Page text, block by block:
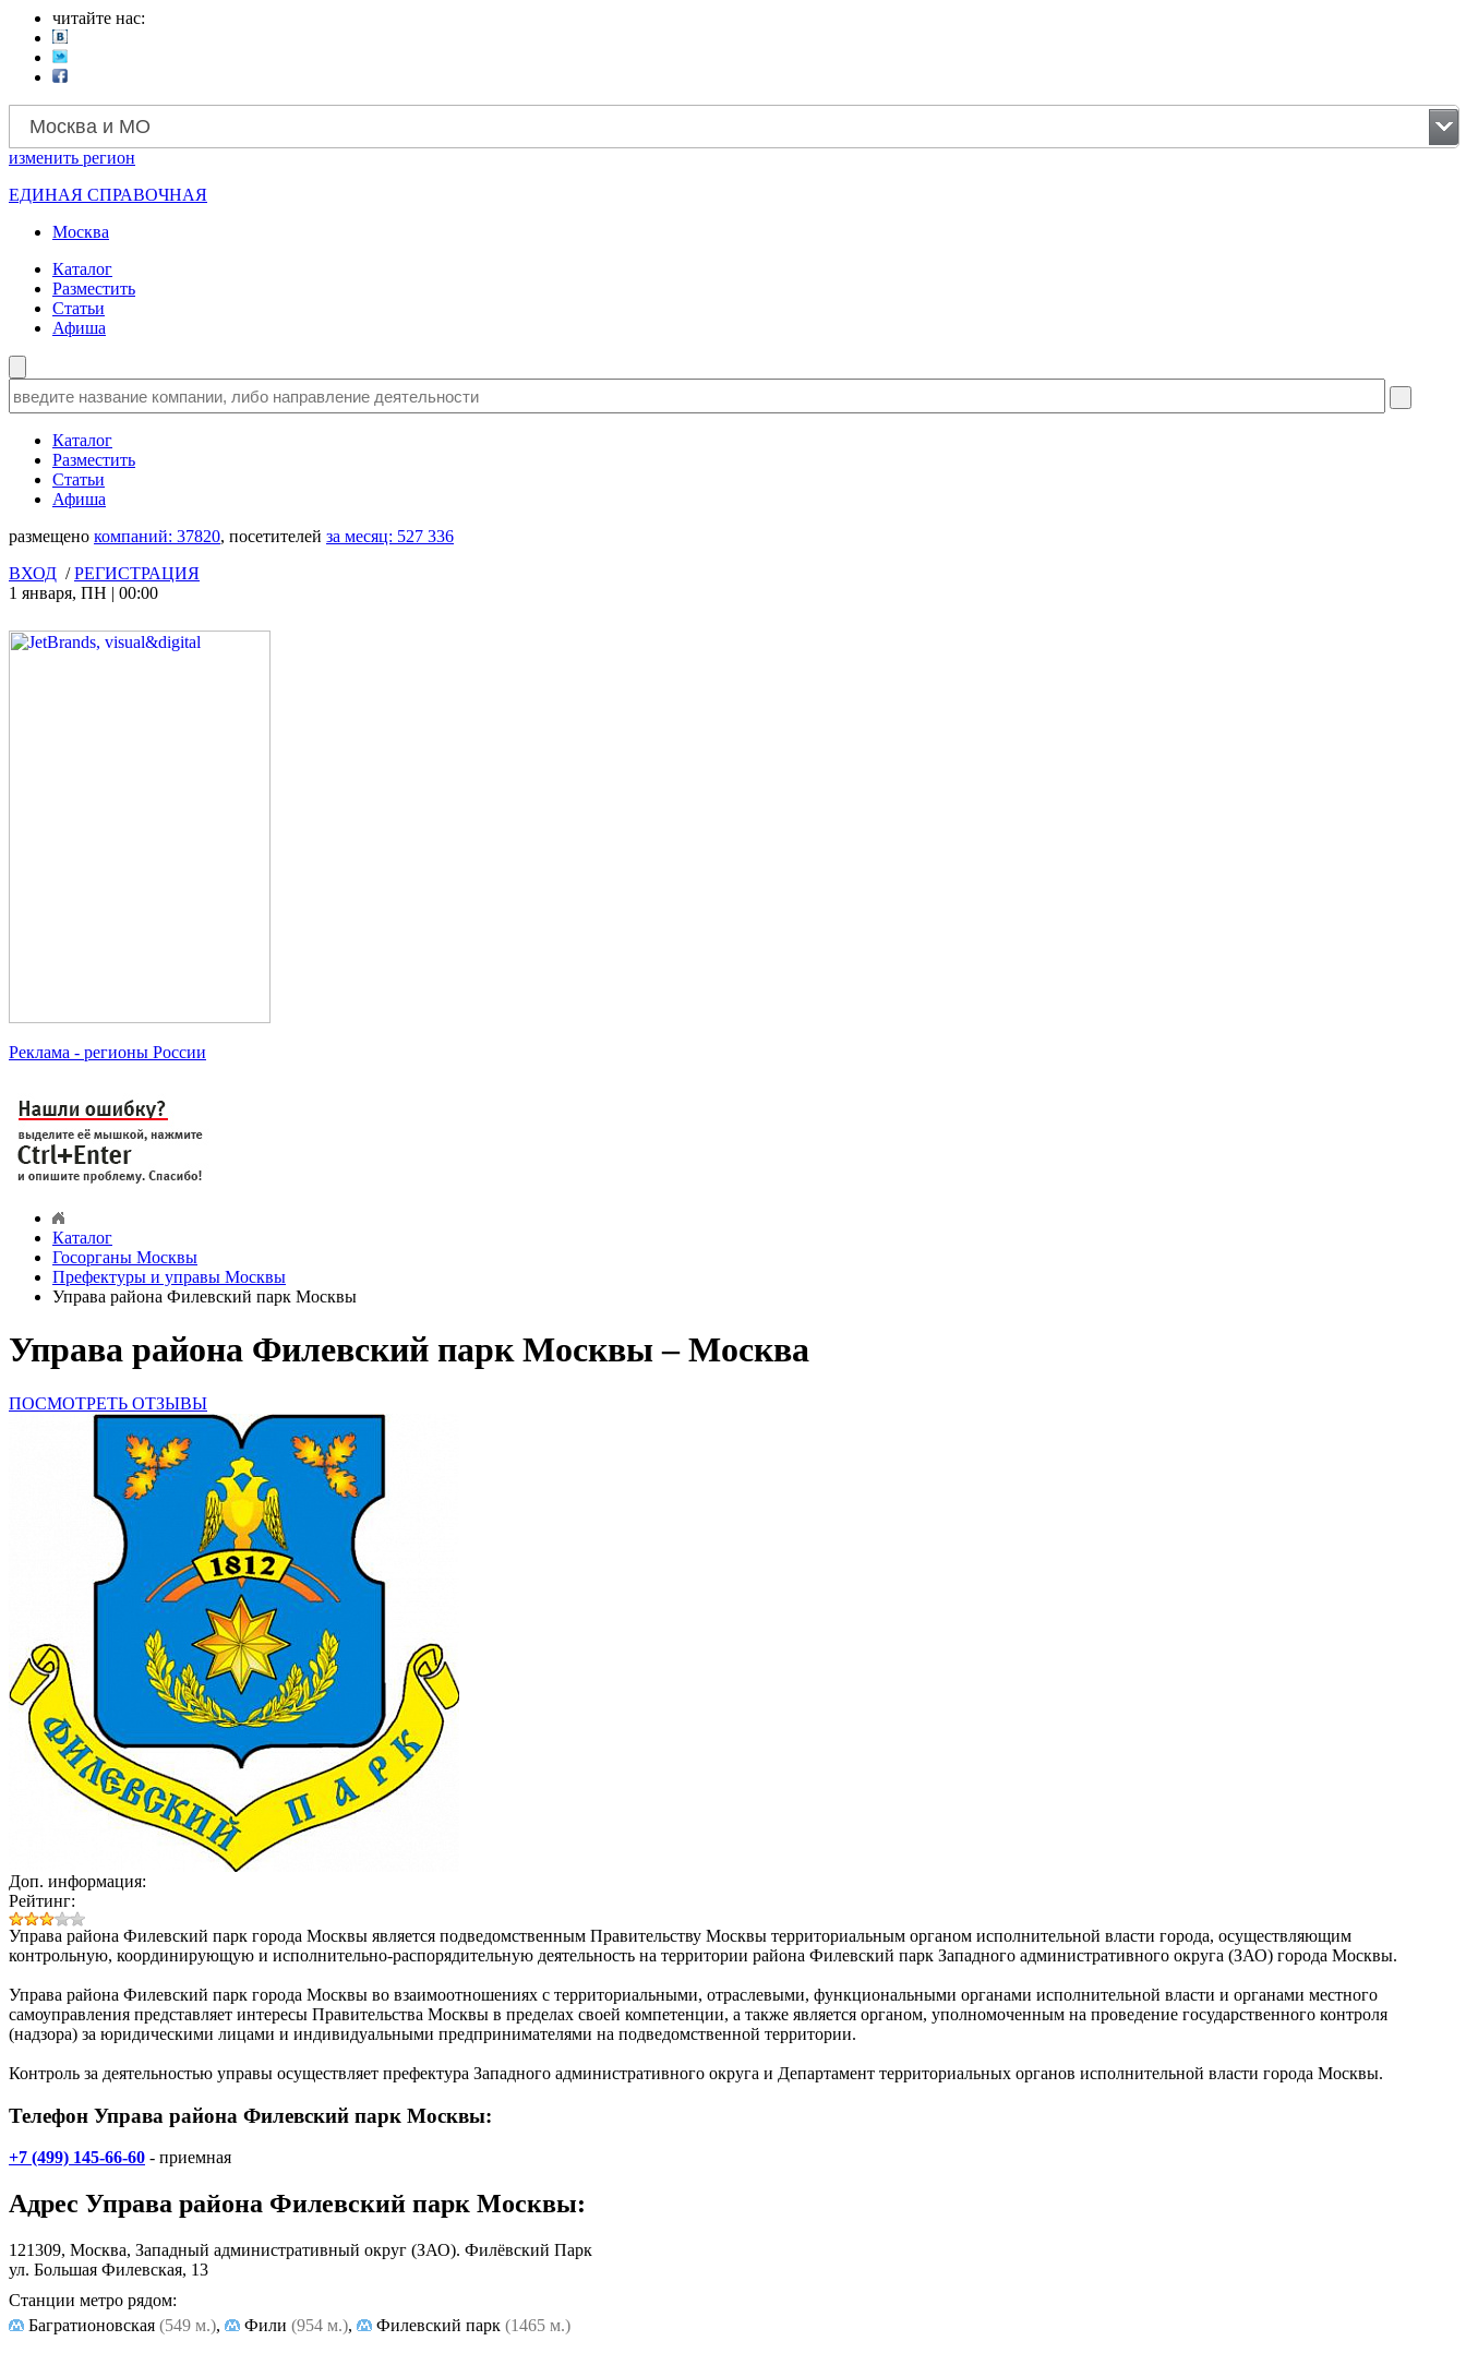
читайте нас:
Москва и МО
изменить регион
ЕДИНАЯ СПРАВОЧНАЯ
Москва
Каталог
Разместить
Статьи
Афиша
Каталог
Разместить
Статьи
Афиша
размещено компаний: 37820, посетителей за месяц: 527 336
ВХОД /РЕГИСТРАЦИЯ
1 января, ПН | 00:00
Реклама - регионы России
Каталог
Госорганы Москвы
Префектуры и управы Москвы
Управа района Филевский парк Москвы
Управа района Филевский парк Москвы – Москва
ПОСМОТРЕТЬ ОТЗЫВЫ
Доп. информация:
Рейтинг:
Управа района Филевский парк города Москвы является подведомственным Правительству Москвы территориальным органом исполнительной власти города, осуществляющим
контрольную, координирующую и исполнительно-распорядительную деятельность на территории района Филевский парк Западного административного округа (ЗАО) города Москвы.
Управа района Филевский парк города Москвы во взаимоотношениях с территориальными, отраслевыми, функциональными органами исполнительной власти и органами местного
самоуправления представляет интересы Правительства Москвы в пределах своей компетенции, а также является органом, уполномоченным на проведение государственного контроля
(надзора) за юридическими лицами и индивидуальными предпринимателями на подведомственной территории.
Контроль за деятельностью управы осуществляет префектура Западного административного округа и Департамент территориальных органов исполнительной власти города Москвы.
Телефон Управа района Филевский парк Москвы:
+7 (499) 145-66-60 - приемная
Адрес Управа района Филевский парк Москвы:
121309, Москва, Западный административный округ (ЗАО). Филёвский Парк
ул. Большая Филевская, 13
Станции метро рядом:
Багратионовская (549 м.), Фили (954 м.), Филевский парк (1465 м.)